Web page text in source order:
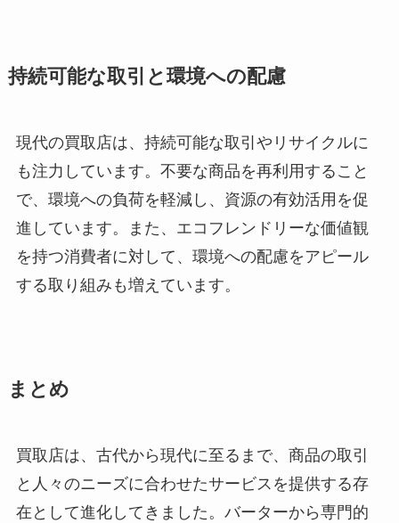
持続可能な取引と環境への配慮
現代の買取店は、持続可能な取引やリサイクルに
も注力しています。不要な商品を再利用すること
で、環境への負荷を軽減し、資源の有効活用を促
進しています。また、エコフレンドリーな価値観
を持つ消費者に対して、環境への配慮をアピール
する取り組みも増えています。
まとめ
買取店は、古代から現代に至るまで、商品の取引
と人々のニーズに合わせたサービスを提供する存
在として進化してきました。バーターから専門的